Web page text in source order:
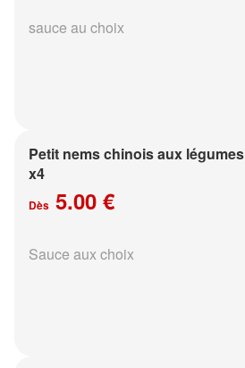
sauce au choix
Petit nems chinois aux légumes
x4
Dès 5.00 €
Sauce aux choix